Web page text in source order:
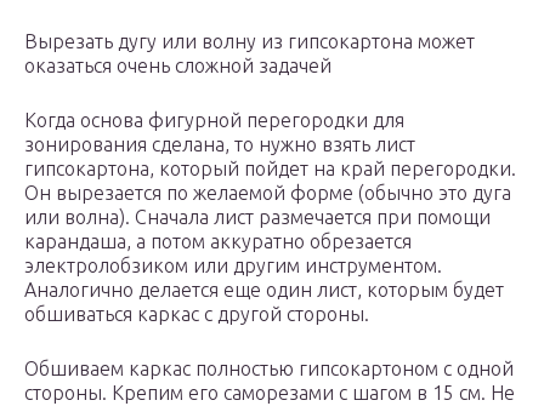
Вырезать дугу или волну из гипсокартона может
оказаться очень сложной задачей
Когда основа фигурной перегородки для
зонирования сделана, то нужно взять лист
гипсокартона, который пойдет на край перегородки.
Он вырезается по желаемой форме (обычно это дуга
или волна). Сначала лист размечается при помощи
карандаша, а потом аккуратно обрезается
электролобзиком или другим инструментом.
Аналогично делается еще один лист, которым будет
обшиваться каркас с другой стороны.
Обшиваем каркас полностью гипсокартоном с одной
стороны. Крепим его саморезами с шагом в 15 см. Не